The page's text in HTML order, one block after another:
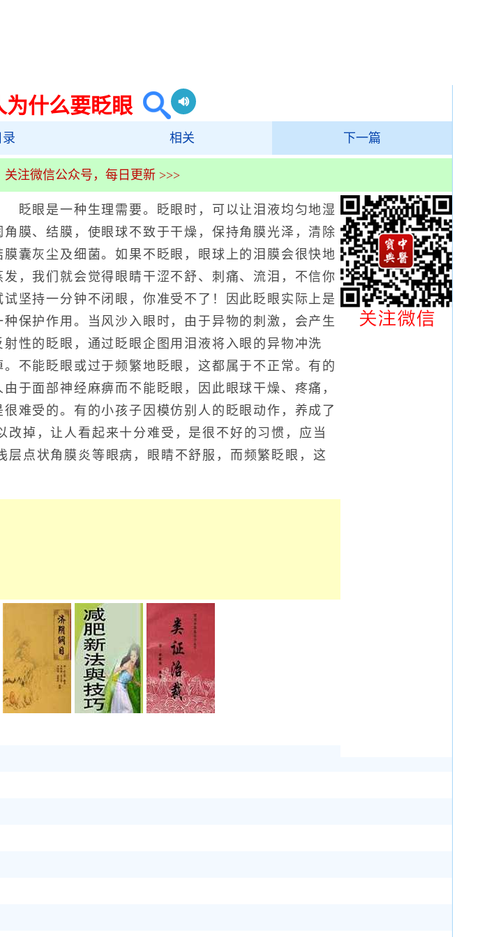
为什么要眨眼
录 相关 下一篇
关注微信公众号，每日更新 >>>
眼是一种生理需要。眨眼时，可以让泪液均匀地湿
角膜、结膜，使眼球不致于干燥，保持角膜光泽，清除
膜囊灰尘及细菌。如果不眨眼，眼球上的泪膜会很快地
发，我们就会觉得眼睛干涩不舒、刺痛、流泪，不信你
试坚持一分钟不闭眼，你准受不了！因此眨眼实际上是
种保护作用。当风沙入眼时，由于异物的刺激，会产生
射性的眨眼，通过眨眼企图用泪液将入眼的异物冲洗
。不能眨眼或过于频繁地眨眼，这都属于不正常。有的
由于面部神经麻痹而不能眨眼，因此眼球干燥、疼痛，
很难受的。有的小孩子因模仿别人的眨眼动作，养成了
掉，让人看起来十分难受，是很不好的习惯，应当
点状角膜炎等眼病，眼睛不舒服，而频繁眨眼，这